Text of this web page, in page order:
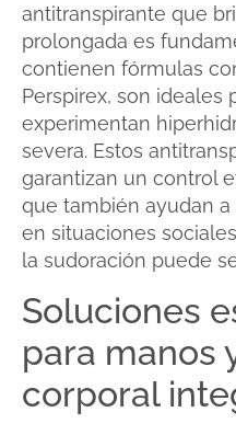
antitranspirante que
prolongada es
contienen fórmulas
Perspirex, son ideales
experimentan
severa. Estos
garantizan un control
que también ayudan
en situaciones
la sudoración puede
Soluciones
para manos
corporal